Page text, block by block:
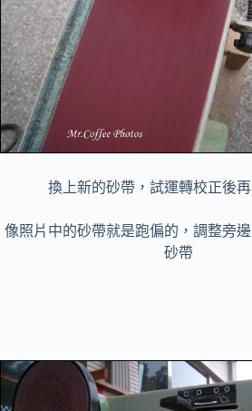
換上新的砂帶，試運轉校正後
像照片中的砂帶就是跑偏的，調整旁
砂帶